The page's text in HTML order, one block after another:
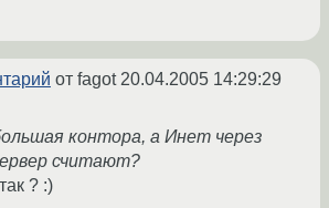
от fagot20.04.2005 14:29:29
контора, а Инет через
считают?
? :)